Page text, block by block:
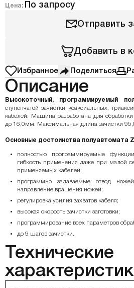
Цена: По запросу
Отправить
Добавить в
Избранное Поделиться
Описание
Высокоточный, программируемый
ступенчатой зачистки коаксиальных,
кабелей. Машина разработана для
до 16,0мм. Максимальная длина зачистки
Основные достоинства полуавтомата
полностью программируемые функции
гибкость применения даже при малой
применяемых кабелей;
программно задаваемые отвод
направление вращения ножей;
регулировка усилия захватов кабеля;
высокая скорость зачистки заготовки;
программирование всех параметров
до 9 шагов зачистки.
Технические